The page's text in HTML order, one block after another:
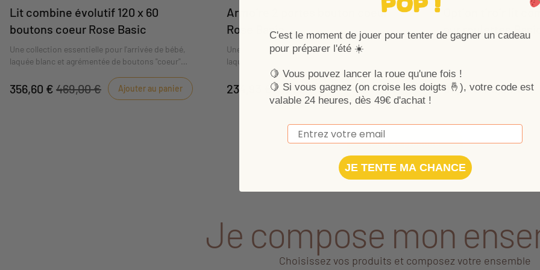
Lit combine évolutif 120 x 60
boutons coeur Rose Basic
Une collection essentielle pour l'arrivée de bébé,
laquée blanc et agrémentée de boutons "coeur"
356,60 € 469,00 € Ajouter au panier
Armoire 2 portes bouton coeur
Rose Basic
Une collection essentielle pour l'arrivée de bébé,
laquée blanc et agrémentée de boutons "coeur"
rose tendre.
234,93 €317,00 € Ajouter au panier
Option tiroir lit
sur roulettes Basic
Complète
84,16 €110,00 €
Plus de produits
Je compose mon
Choisissez vos produits et composez votre ensemble
C'est le moment de jouer pour tenter de gagner un cadeau
pour préparer l'été ☀️
🍋 Vous pouvez lancer la roue qu'une fois !
🍋 Si vous gagnez (on croise les doigts 🤞), votre code est
valable 24 heures, dès 49€ d'achat !
Email
JE TENTE MA CHANCE